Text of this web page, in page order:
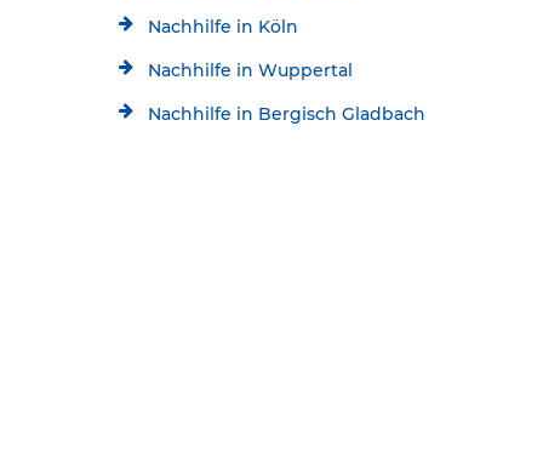
Nachhilfe in Köln
Nachhilfe in Wuppertal
Nachhilfe in Bergisch Gladbach